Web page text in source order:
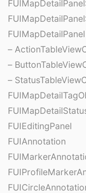
FUIMapDetailPanel
–
–
–
FUIEditingPanel
FUIAnnotation